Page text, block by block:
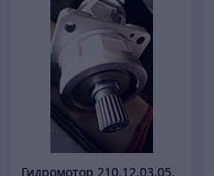
Гидромотор 210.12.03.05.